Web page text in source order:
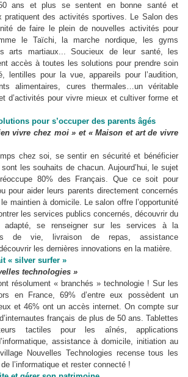
ans et plus se sentent en bonne santé et
pratiquent des activités sportives. Le Salon des
de faire le plein de nouvelles activités pour
le Taïchi, la marche nordique, les gyms
arts martiaux... Soucieux de leur santé, les
accès à toutes les solutions pour prendre soin
lentilles pour la vue, appareils pour l’audition,
alimentaires, cures thermales…un véritable
d’activités pour vivre mieux et cultiver forme et
pour s’occuper des parents âgés
vivre chez moi » et « Maison et art de vivre
chez soi, se sentir en sécurité et bénéficier
les souhaits de chacun. Aujourd’hui, le sujet
80% des Français. Que ce soit pour
pour aider leurs parents directement concernés
maintien à domicile. Le salon offre l’opportunité
les services publics concernés, découvrir du
adapté, se renseigner sur les services à la
de vie, livraison de repas, assistance
les dernières innovations en la matière.
« silver surfer »
technologies »
résolument « branchés » technologie ! Sur les
en France, 69% d’entre eux possèdent un
et 46% ont un accès internet. On compte sur
français de plus de 50 ans. Tablettes
tactiles pour les aînés, applications
assistance à domicile, initiation au
Nouvelles Technologies recense tous les
l’informatique et rester connecté !